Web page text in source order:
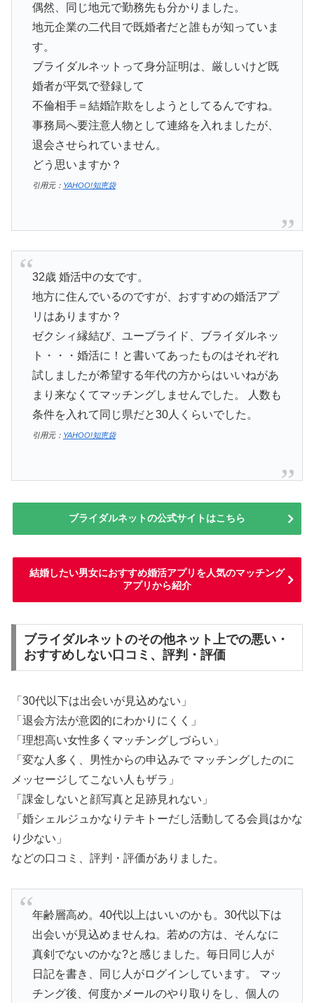
偶然、同じ地元で勤務先も分かりました。
地元企業の二代目で既婚者だと誰もが知っていま
す。
ブライダルネットって身分証明は、厳しいけど既
婚者が平気で登録して
不倫相手＝結婚詐欺をしようとしてるんですね。
事務局へ要注意人物として連絡を入れましたが、
退会させられていません。
どう思いますか？
引用元： YAHOO!知恵袋
32歳 婚活中の女です。
地方に住んでいるのですが、おすすめの婚活アプ
リはありますか？
ゼクシィ縁結び、ユーブライド、ブライダルネッ
ト・・・婚活に！と書いてあったものはそれぞれ
試しましたが希望する年代の方からはいいねがあ
まり来なくてマッチングしませんでした。 人数も
条件を入れて同じ県だと30人くらいでした。
引用元： YAHOO!知恵袋
ブライダルネットの公式サイトはこちら
結婚したい男女におすすめ婚活アプリを人気のマッチング
アプリから紹介
ブライダルネットのその他ネット上での悪い・
おすすめしない口コミ、評判・評価
「30代以下は出会いが見込めない」
「退会方法が意図的にわかりにくく」
「理想高い女性多くマッチングしづらい」
「変な人多く、男性からの申込みで マッチングしたのに
メッセージしてこない人もザラ」
「課金しないと顔写真と足跡見れない」
「婚シェルジュかなりテキトーだし活動してる会員はかな
り少ない」
などの口コミ、評判・評価がありました。
年齢層高め。40代以上はいいのかも。30代以下は
出会いが見込めませんね。若めの方は、そんなに
真剣でないのかな?と感じました。毎日同じ人が
日記を書き、同じ人がログインしています。 マッ
チング後、何度かメールのやり取りをし、個人の